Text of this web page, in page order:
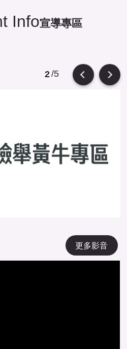
Info宣導專區
2/5
更多影音